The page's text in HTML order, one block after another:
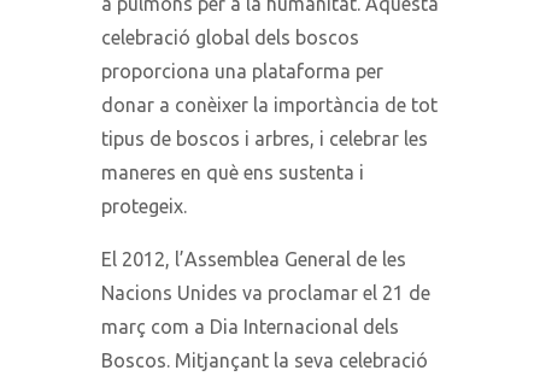
celebració global dels boscos
proporciona una plataforma per
donar a conèixer la importància de tot
tipus de boscos i arbres, i celebrar les
maneres en què ens sustenta i
protegeix.
El 2012, l’Assemblea General de les
Nacions Unides va proclamar el 21 de
març com a Dia Internacional dels
Boscos. Mitjançant la seva celebració